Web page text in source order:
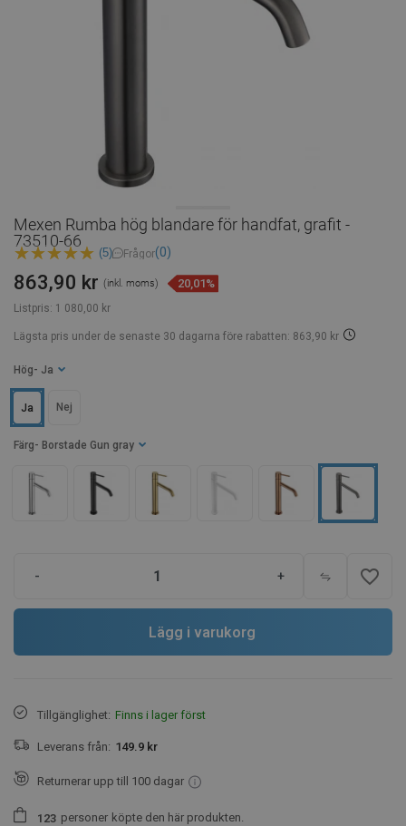
Mexen Rumba hög blandare för handfat, grafit -
73510-66
(5) Frågor(0)
Listpris: 1 080,00 kr
863,90 kr (inkl. moms) 20,01%
Lägsta pris under de senaste 30 dagarna före rabatten: 863,90 kr
Färg - Borstade Gun gray
Hög - Ja
Ja Nej
- + favorite_border
Lägg i varukorg
Tillgänglighet: Finns i lager först
Leverans från: 149.9 kr
Returnerar upp till 100 dagar
1 23 personer köpte den här produkten.